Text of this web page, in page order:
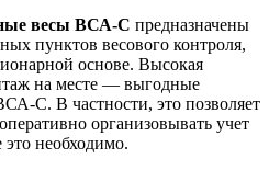
весы ВСА-С предназначены
пунктов весового контроля,
основе. Высокая
на месте — выгодные
С. В частности, это позволяет
организовывать учет
это необходимо.